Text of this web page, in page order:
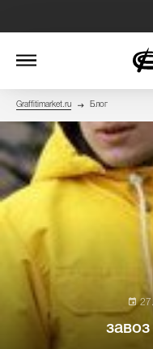
Graffitimarket.ru Блог